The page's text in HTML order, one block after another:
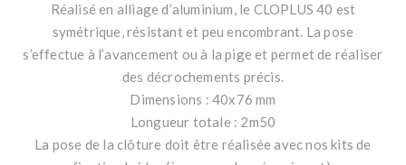
Réalisé en alliage d’aluminium, le CLOPLUS 40 est
symétrique, résistant et peu encombrant. La pose
s’effectue à l’avancement ou à la pige et permet de réaliser
des décrochements précis.
Dimensions : 40x76 mm
Longueur totale : 2m50
La pose de la clôture doit être réalisée avec nos kits de